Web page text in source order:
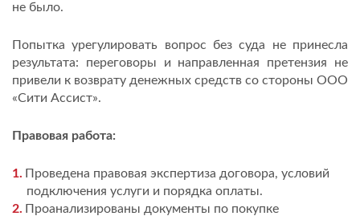
не было.
Попытка урегулировать вопрос без суда не принесла
результата: переговоры и направленная претензия не
привели к возврату денежных средств со стороны ООО
«Сити Ассист».
Правовая работа:
Проведена правовая экспертиза договора, условий
подключения услуги и порядка оплаты.
Проанализированы документы по покупке